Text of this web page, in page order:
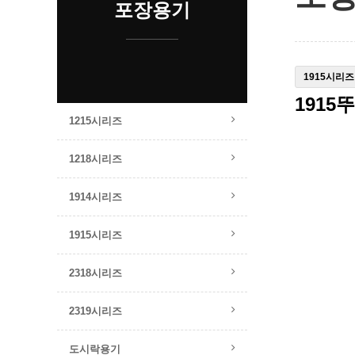
1915시리즈
1915
포장용기
1215시리즈
1218시리즈
1914시리즈
1915시리즈
2318시리즈
2319시리즈
도시락용기